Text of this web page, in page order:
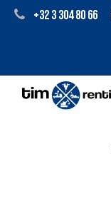
+32 3 304 80 66